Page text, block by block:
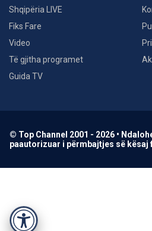
Shqipëria LIVE
Fiks Fare
Video
Të gjitha programet
Guida TV
© Top Channel 2001 - 2026 •
paautorizuar i përmbajtjes së kësaj